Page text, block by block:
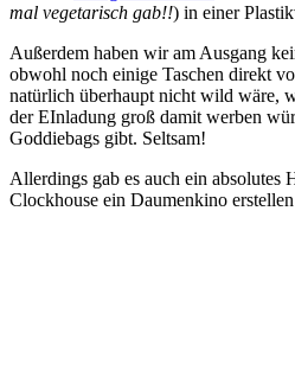
mal vegetarisch gab!!) in einer
Außerdem haben wir am Ausgang
obwohl noch einige Taschen direkt
natürlich überhaupt nicht wild wäre,
der EInladung groß damit werben
Goddiebags gibt. Seltsam!
Allerdings gab es auch ein absolutes
Clockhouse ein Daumenkino